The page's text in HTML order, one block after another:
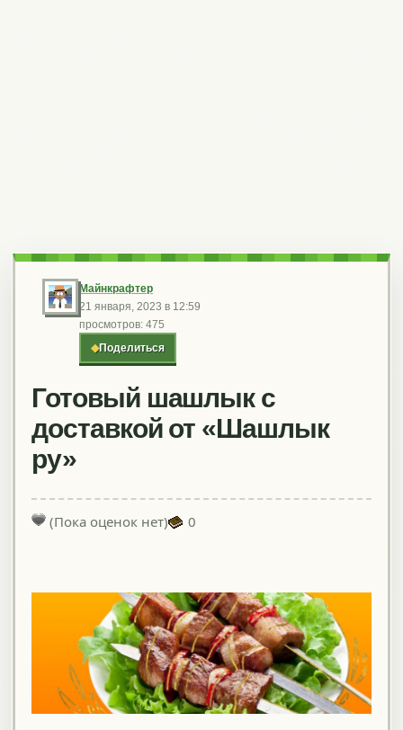
Майнкрафтер
21 января, 2023 в 12:59
просмотров: 475
◆Поделиться
Готовый шашлык с
доставкой от «Шашлык
ру»
(Пока оценок нет) 0